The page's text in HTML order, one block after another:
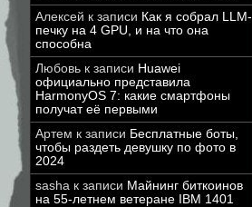
Алексей к записи Как я собрал LLM-
печку на 4 GPU, и на что она
способна
Любовь к записи Huawei
официально представила
HarmonyOS 7: какие смартфоны
получат её первыми
Артем к записи Бесплатные боты,
чтобы раздеть девушку по фото в
2024
sasha к записи Майнинг биткоинов
на 55-летнем ветеране IBM 1401